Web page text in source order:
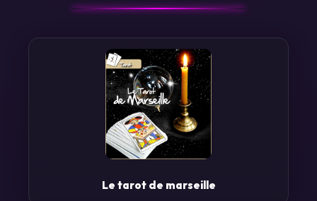
La santé et le bien-être
Le tarot de marseille